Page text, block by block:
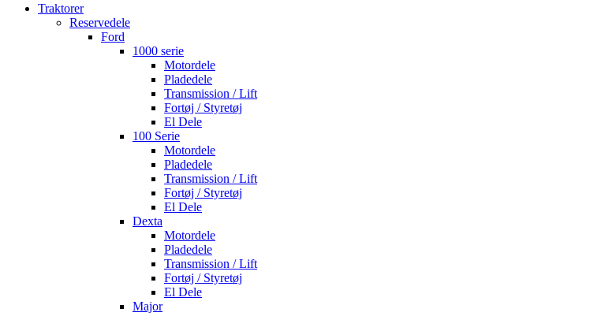
Traktorer
Reservedele
Ford
1000 serie
Motordele
Pladedele
Transmission / Lift
Fortøj / Styretøj
El Dele
100 Serie
Motordele
Pladedele
Transmission / Lift
Fortøj / Styretøj
El Dele
Dexta
Motordele
Pladedele
Transmission / Lift
Fortøj / Styretøj
El Dele
Major